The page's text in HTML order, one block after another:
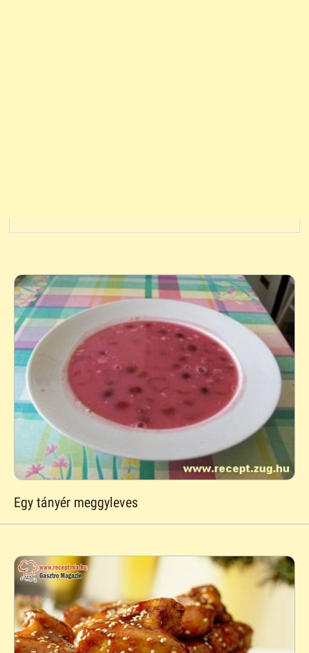
Egy tányér meggyleves